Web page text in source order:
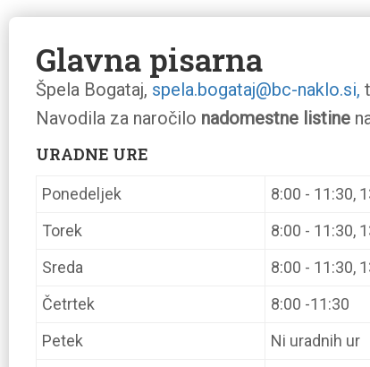
Glavna pisarna
Špela Bogataj, spela.bogataj@bc-naklo.si,
Navodila za naročilo nadomestne listine
URADNE URE
Ponedeljek
8:00 - 11:30,
Torek
8:00 - 11:30,
Sreda
8:00 - 11:30,
Četrtek
8:00 -11:30
Petek
Ni uradnih ur